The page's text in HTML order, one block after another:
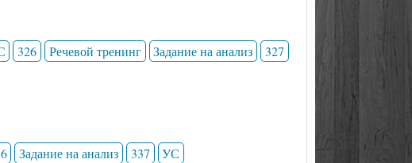
326 Речевой тренинг Задание на анализ
327
Задание на анализ 337 УС